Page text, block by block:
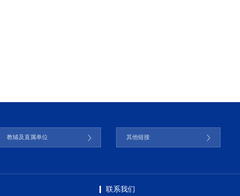
教辅及直属单位 其他链接
联系我们